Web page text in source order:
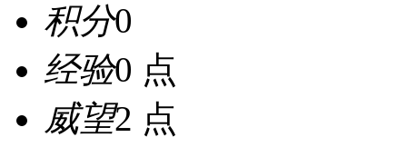
积分0
经验0 点
威望2 点